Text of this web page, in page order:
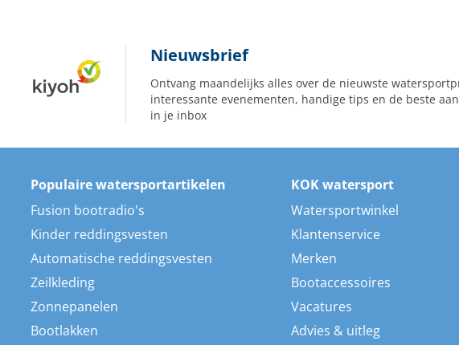
Nieuwsbrief
Ontvang maandelijks alles over de nieuwste
interessante evenementen, handige tips en de beste
in je inbox
Populaire watersportartikelen
Fusion bootradio's
Kinder reddingsvesten
Automatische reddingsvesten
Zeilkleding
Zonnepanelen
Bootlakken
KOK watersport
Watersportwinkel
Klantenservice
Merken
Bootaccessoires
Vacatures
Advies & uitleg